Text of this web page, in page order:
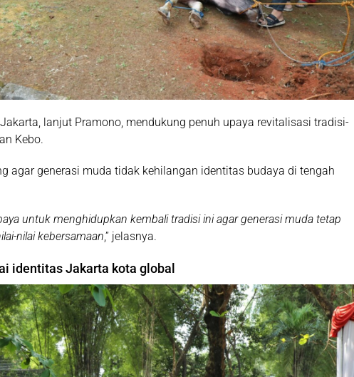
lanjut Pramono, mendukung penuh upaya revitalisasi tradisi-
Kebo.
agar generasi muda tidak kehilangan identitas budaya di tengah
untuk menghidupkan kembali tradisi ini agar generasi muda tetap
nilai kebersamaan,” jelasnya.
identitas Jakarta kota global